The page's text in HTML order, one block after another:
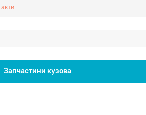
Запчастини кузова